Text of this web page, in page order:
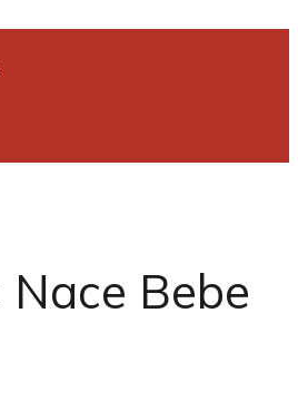
Nace Bebe